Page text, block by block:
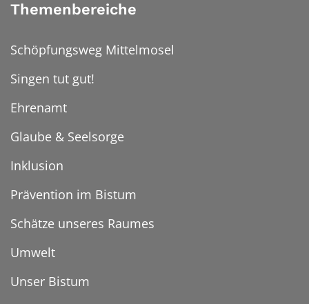
Themenbereiche
Schöpfungsweg Mittelmosel
Singen tut gut!
Ehrenamt
Glaube & Seelsorge
Inklusion
Prävention im Bistum
Schätze unseres Raumes
Umwelt
Unser Bistum